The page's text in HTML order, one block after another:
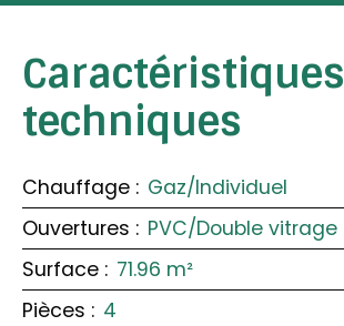
Caractéristiques
techniques
Chauffage : Gaz/Individuel
Ouvertures : PVC/Double vitrage
Surface : 71.96 m²
Pièces : 4